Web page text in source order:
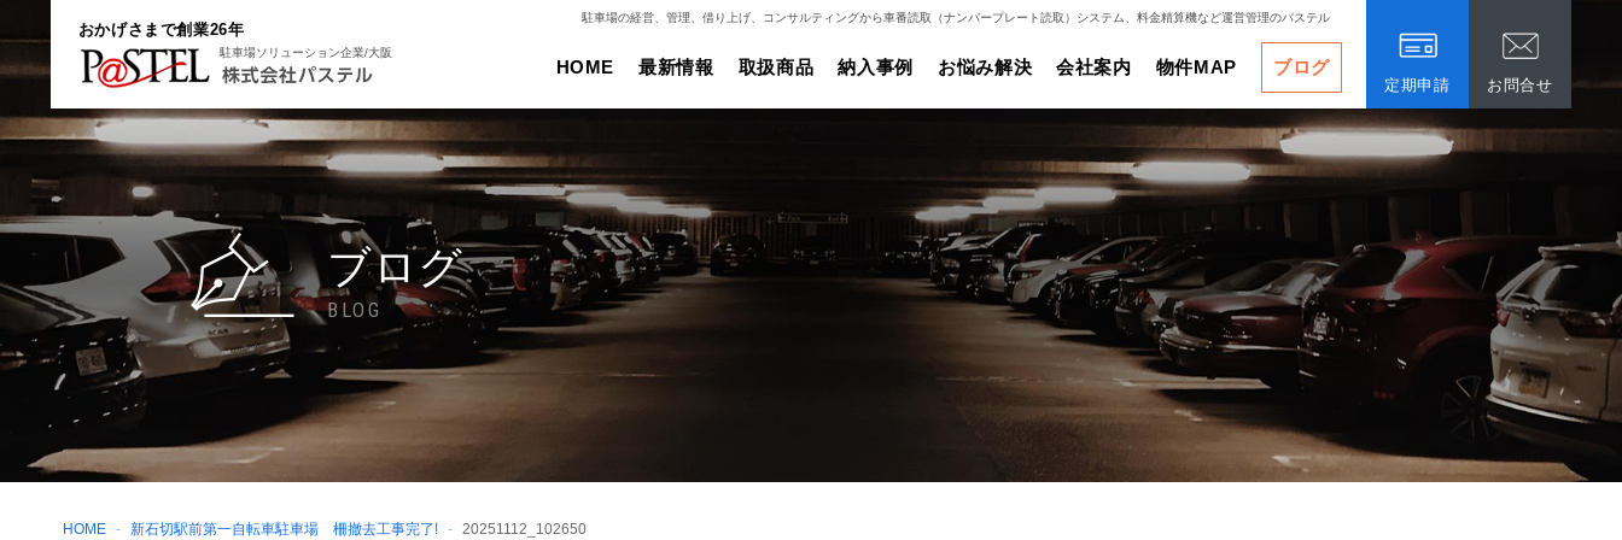
おかげさまで創業26年
駐車場ソリューション企業/大阪
駐車場の経営、管理、借り上げ、コンサルティングから車番読取（ナンバープレート読取）システム、料金精算機など運営管理のパステル
HOME 最新情報 取扱商品 納入事例 お悩み解決 会社案内 物件MAP ブログ
定期申請 お問合せ
ブログ
BLOG
HOME 新石切駅前第一自転車駐車場 柵撤去工事完了! 20251112_102650